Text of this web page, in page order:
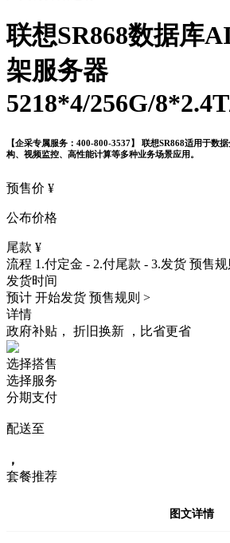
联想SR868数据库
架服务器
5218*4/256G/
【企采专属服务：400-800-3537】 联想SR868适用于数
构、视频监控、高性能计算等多种业务场景应用。
预售价 ¥
公布价格
尾款 ¥
流程 1.付定金 - 2.付尾款 - 3.发货 预售规
发货时间
预计 开始发货 预售规则 >
详情
政府补贴，
折旧换新 ，比省更省
选择搭售
选择服务
分期支付
配送至
，
套餐推荐
图文详情